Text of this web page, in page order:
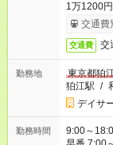
1万1200
交通費
交通費 交
勤務地
東京都狛
狛江駅 /
デイサ
勤務時間
9:00～18:00（休憩60分